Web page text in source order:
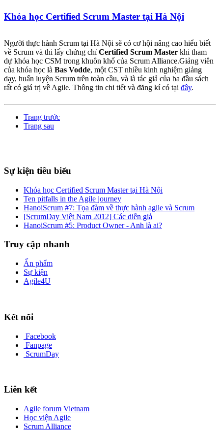
Khóa học Certified Scrum Master tại Hà Nội
Người thực hành Scrum tại Hà Nội sẽ có cơ hội nâng cao hiểu biết
về Scrum và thi lấy chứng chỉ Certified Scrum Master khi tham
dự khóa học CSM trong khuôn khổ của Scrum Alliance.Giảng viên
của khóa học là Bas Vodde, một CST nhiều kinh nghiệm giảng
dạy, huấn luyện Scrum trên toàn cầu, và là tác giả của ba đầu sách
rất có giá trị về Agile. Thông tin chi tiết và đăng kí có tại đây.
Trang trước
Trang sau
Sự kiện tiêu biểu
Khóa học Certified Scrum Master tại Hà Nội
Ten pitfalls in the Agile journey
HanoiScrum #7: Tọa đàm về thực hành agile và Scrum
[ScrumDay Việt Nam 2012] Các diễn giả
HanoiScrum #5: Product Owner - Anh là ai?
Truy cập nhanh
Ấn phẩm
Sự kiện
Agile4U
Kết nối
Facebook
Fanpage
ScrumDay
Liên kết
Agile forum Vietnam
Học viện Agile
Scrum Alliance